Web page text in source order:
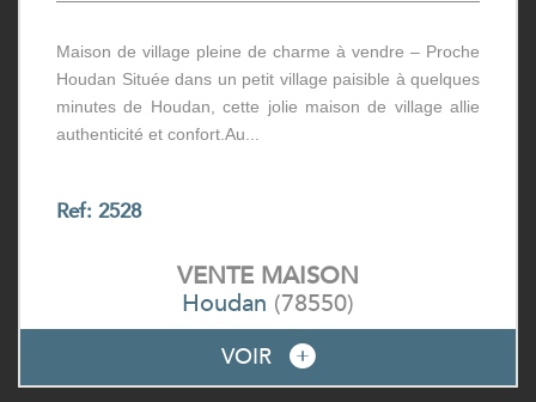
Maison de village pleine de charme à vendre – Proche
Houdan Située dans un petit village paisible à quelques
minutes de Houdan, cette jolie maison de village allie
authenticité et confort.Au...
Ref: 2528
VENTE MAISON
Houdan (78550)
VOIR